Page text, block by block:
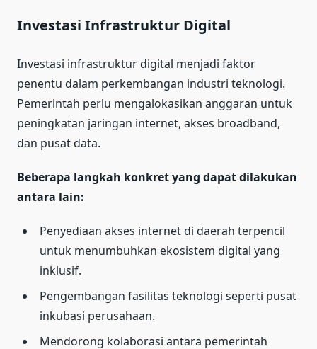
Investasi Infrastruktur Digital
Investasi infrastruktur digital menjadi faktor
penentu dalam perkembangan industri teknologi.
Pemerintah perlu mengalokasikan anggaran untuk
peningkatan jaringan internet, akses broadband,
dan pusat data.
Beberapa langkah konkret yang dapat dilakukan
antara lain:
Penyediaan akses internet di daerah terpencil
untuk menumbuhkan ekosistem digital yang
inklusif.
Pengembangan fasilitas teknologi seperti pusat
inkubasi perusahaan.
Mendorong kolaborasi antara pemerintah